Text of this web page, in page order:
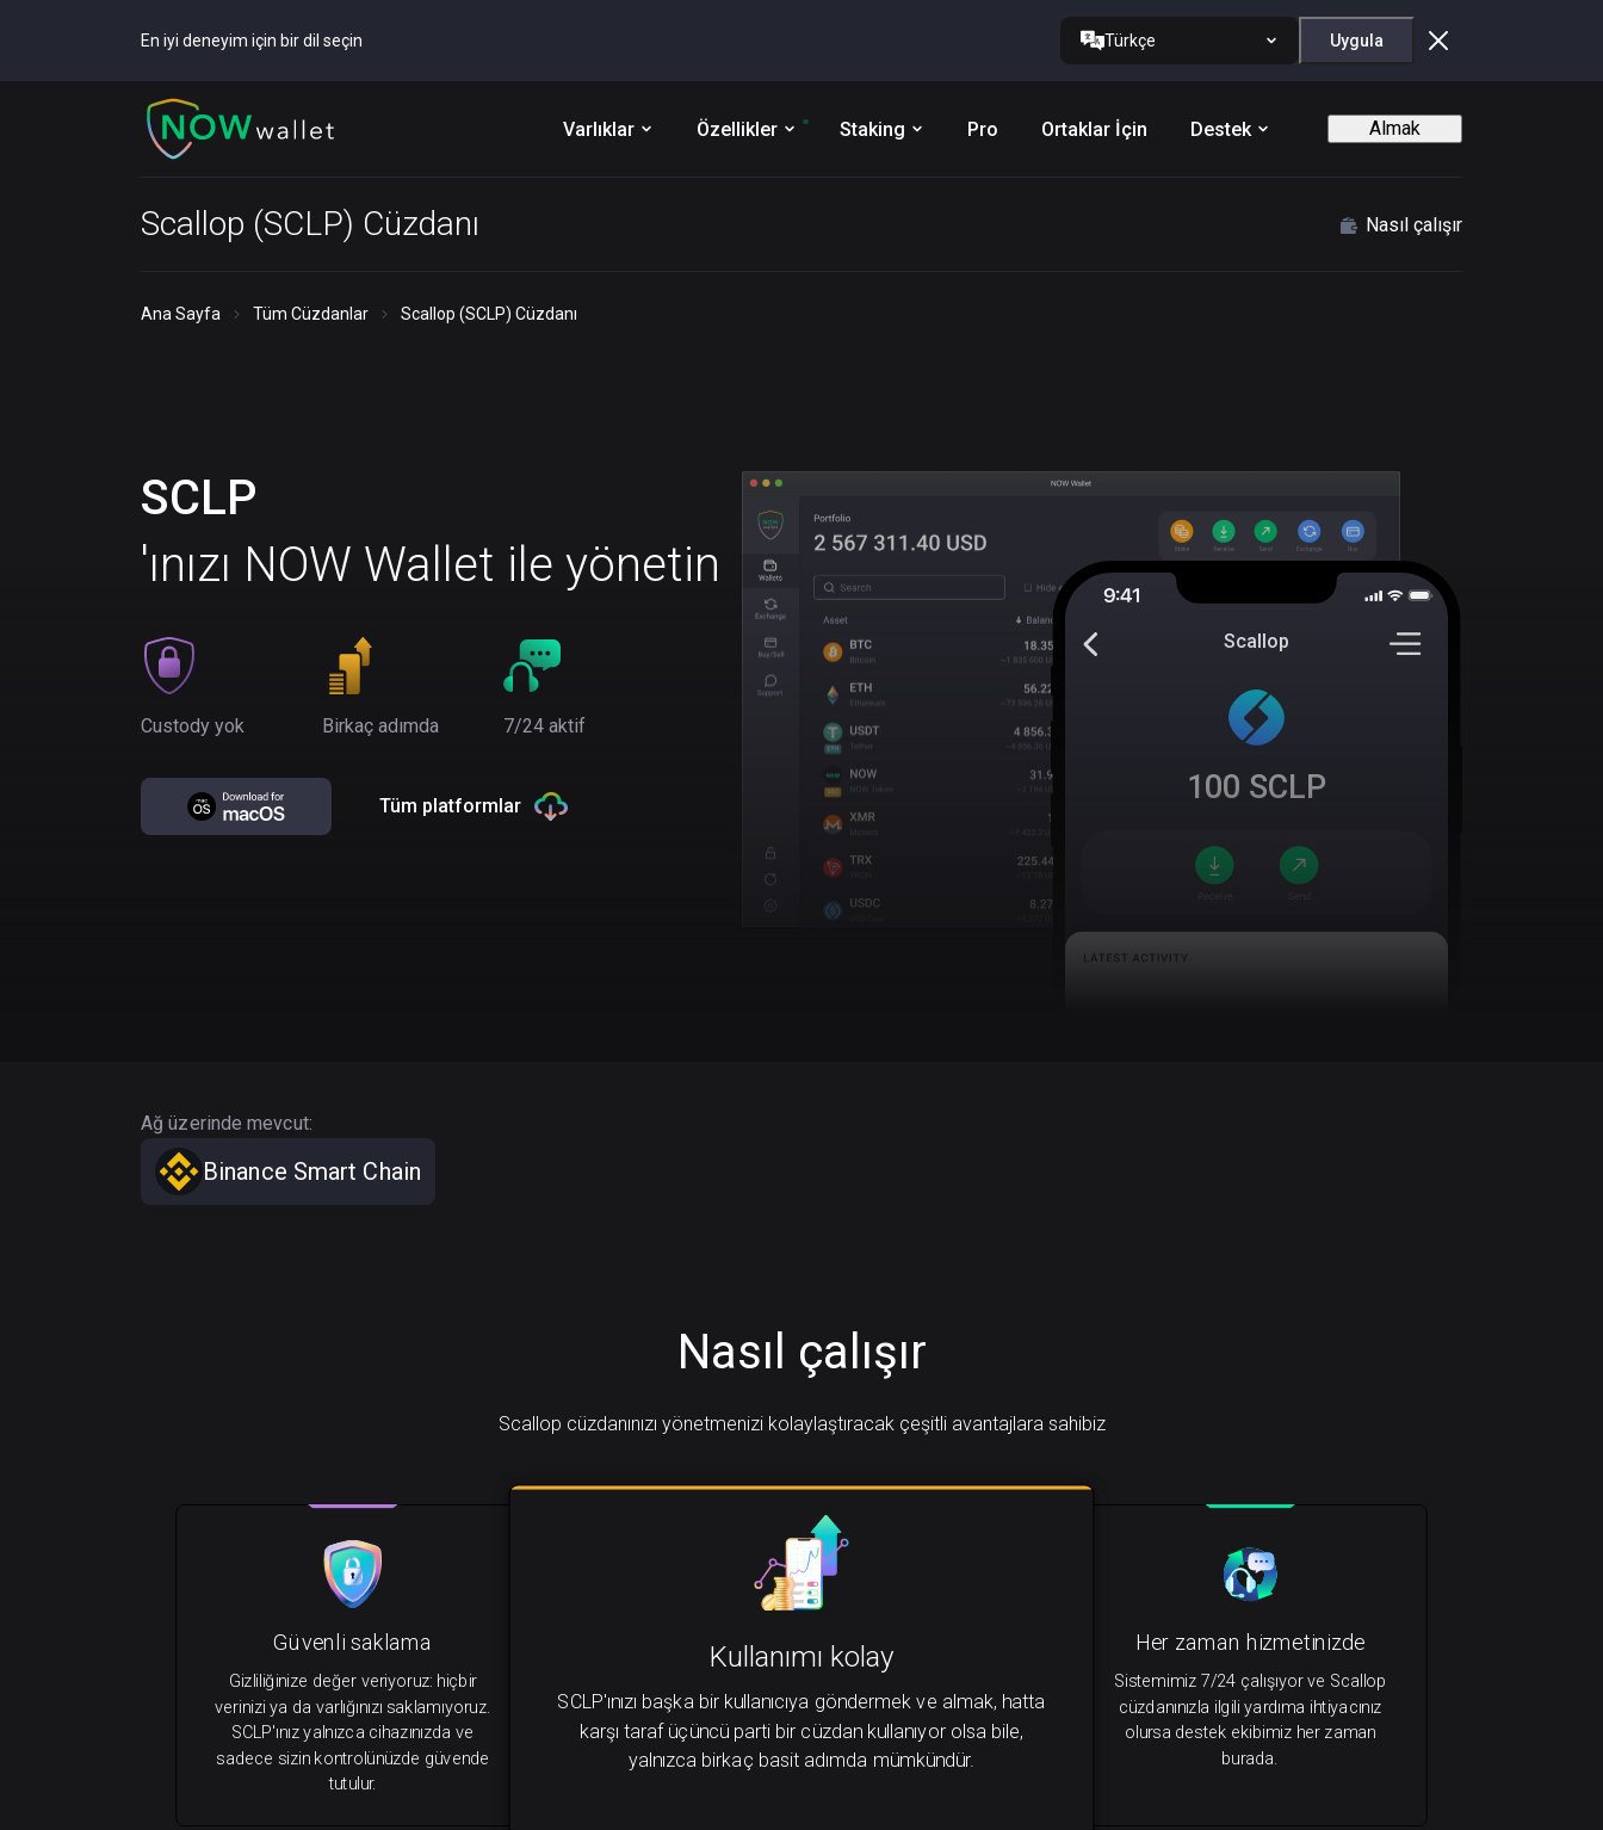
En iyi deneyim için bir dil seçin Türkçe Uygula
Varlıklar Özellikler Staking Pro Ortaklar İçin Destek Almak
Scallop (SCLP) Cüzdanı Nasıl çalışır
Ana Sayfa Tüm Cüzdanlar Scallop (SCLP) Cüzdanı
SCLP
'ınızı NOW Wallet ile yönetin
Custody yok Birkaç adımda 7/24 aktif
Tüm platformlar
Scallop
100 SCLP
Ağ üzerinde mevcut:
Binance Smart Chain
Nasıl çalışır
Scallop cüzdanınızı yönetmenizi kolaylaştıracak çeşitli avantajlara sahibiz
Kullanımı kolay
SCLP'ınızı başka bir kullanıcıya göndermek ve almak, hatta
karşı taraf üçüncü parti bir cüzdan kullanıyor olsa bile,
yalnızca birkaç basit adımda mümkündür.
Her zaman hizmetinizde
Sistemimiz 7/24 çalışıyor ve Scallop
cüzdanınızla ilgili yardıma ihtiyacınız
olursa destek ekibimiz her zaman
burada.
Güvenli saklama
Gizliliğinize değer veriyoruz: hiçbir
verinizi ya da varlığınızı saklamıyoruz.
SCLP'ınız yalnızca cihazınızda ve
sadece sizin kontrolünüzde güvende
tutulur.